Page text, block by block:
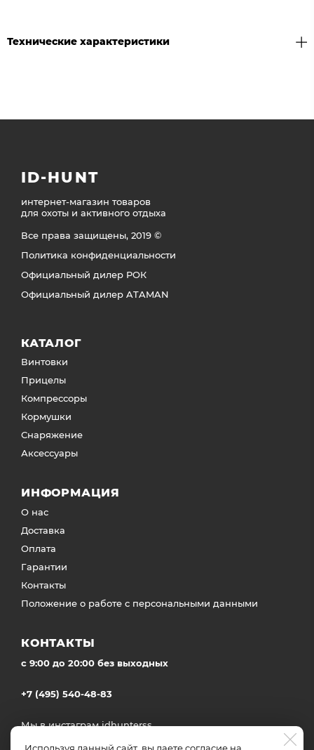
Технические характеристики
ID-HUNT
интернет-магазин товаров
для охоты и активного отдыха
Все права защищены, 2019 ©
Политика конфиденциальности
Официальный дилер РОК
Официальный дилер ATAMAN
КАТАЛОГ
Винтовки
Прицелы
Компрессоры
Кормушки
Снаряжение
Аксессуары
ИНФОРМАЦИЯ
О нас
Доставка
Оплата
Гарантии
Контакты
Положение о работе с персональными данными
КОНТАКТЫ
c 9:00 до 20:00 без выходных
+7 (495) 540-48-83
Мы в инстаграмidhunterss
Доставка во все регионы России